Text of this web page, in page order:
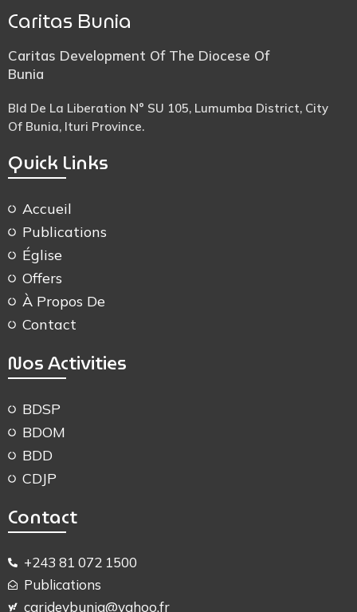
Caritas Bunia
Caritas Development Of The Diocese Of
Bunia
Bld De La Liberation N° SU 105, Lumumba District, City
Of Bunia, Ituri Province.
Quick Links
Accueil
Publications
Église
Offers
À Propos De
Contact
Nos Activities
BDSP
BDOM
BDD
CDJP
Contact
+243 81 072 1500
Publications
caridevbunia@yahoo.fr